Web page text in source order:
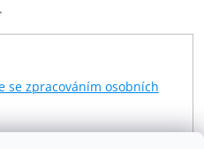
se zpracováním osobních